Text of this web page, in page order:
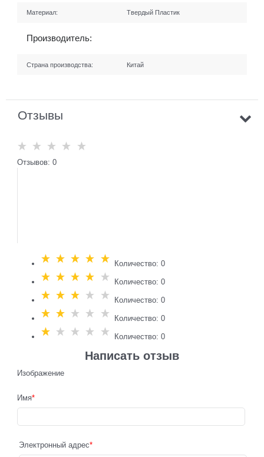
Материал: Твердый Пластик
Производитель:
Страна производства: Китай
Отзывы
Отзывов: 0
Количество: 0
Количество: 0
Количество: 0
Количество: 0
Количество: 0
Написать отзыв
Изображение
Имя
Электронный адрес